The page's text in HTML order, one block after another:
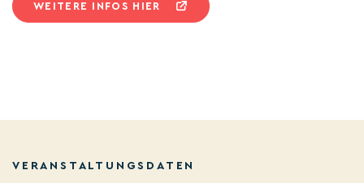
WEITERE INFOS HIER
VERANSTALTUNGSDATEN